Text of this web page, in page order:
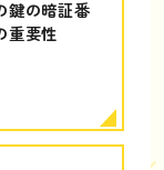
鍵の暗証番
重要性